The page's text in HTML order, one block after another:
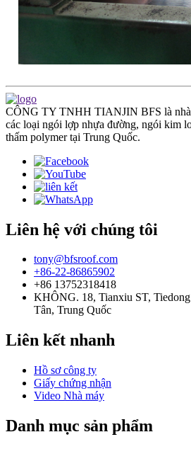
CÔNG TY TNHH TIANJIN BFS là nhà
các loại ngói lợp nhựa đường, ngói kim
thấm polymer tại Trung Quốc.
Liên hệ với chúng tôi
tony@bfsroof.com
+86-22-86865902
+86 13752318418
KHÔNG. 18, Tianxiu ST,
Tân, Trung Quốc
Liên kết nhanh
Hồ sơ công ty
Giấy chứng nhận
Video Nhà máy
Danh mục sản phẩm